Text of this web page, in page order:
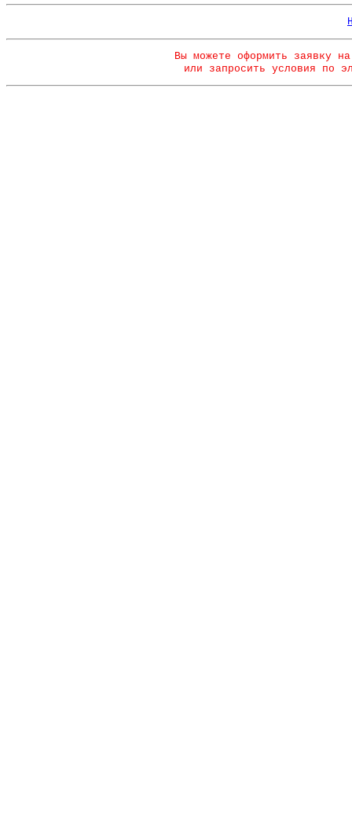
Вы можете оформить заявку
или запросить условия по